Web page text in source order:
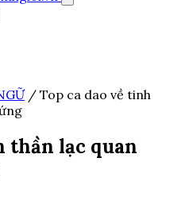
/ Top ca dao về tinh
thần lạc quan